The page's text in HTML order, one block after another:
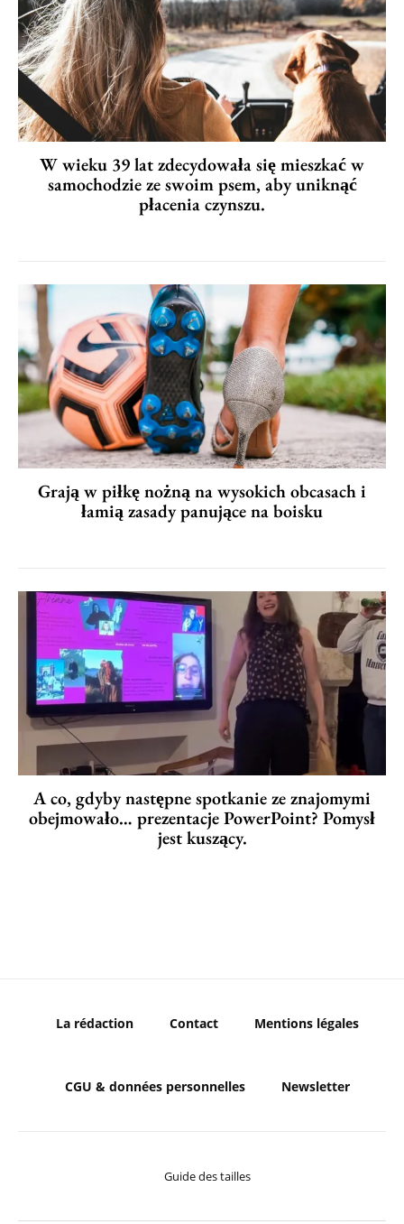
W wieku 39 lat zdecydowała się mieszkać w
samochodzie ze swoim psem, aby uniknąć
płacenia czynszu.
Grają w piłkę nożną na wysokich obcasach i
łamią zasady panujące na boisku
A co, gdyby następne spotkanie ze znajomymi
obejmowało… prezentacje PowerPoint? Pomysł
jest kuszący.
La rédaction Contact Mentions légales
CGU & données personnelles Newsletter
Guide des tailles